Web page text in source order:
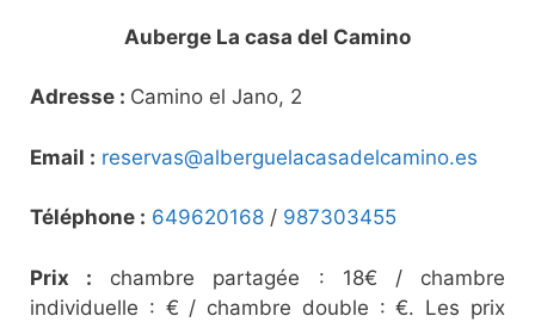
Auberge La casa del Camino
Adresse : Camino el Jano, 2
Email : reservas@alberguelacasadelcamino.es
Téléphone : 649620168 / 987303455
Prix : chambre partagée : 18€ / chambre
individuelle : € / chambre double : €. Les prix